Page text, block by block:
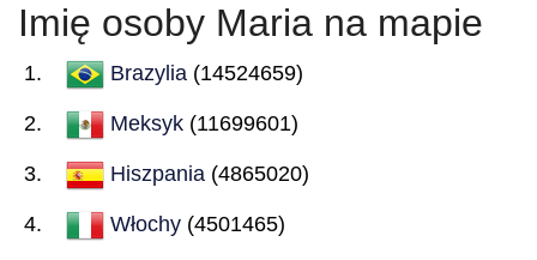
Imię osoby Maria na mapie
Brazylia (14524659)
Meksyk (11699601)
Hiszpania (4865020)
Włochy (4501465)